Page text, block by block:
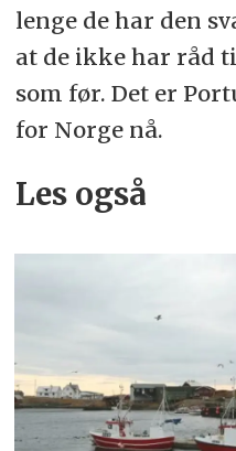
lenge de har den
at de ikke har råd
som før. Det er
for Norge nå.
Les også